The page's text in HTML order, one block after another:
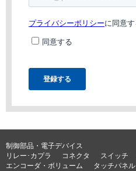
制御部品・電子デバイス
リレー･カプラ
コネクタ スイッチ
エンコーダ・ボリューム
タッチパネル